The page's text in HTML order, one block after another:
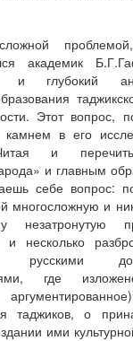
академик
и глубокий
Этот вопрос,
камнем в его
и
и главным
себе вопрос:
многосложную и
и несколько
русскими
где
таджиков, о
ими